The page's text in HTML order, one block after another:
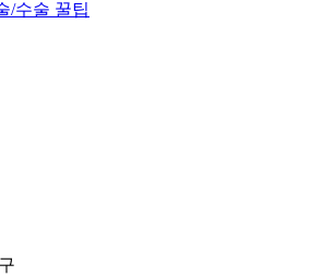
/수술 꿀팁